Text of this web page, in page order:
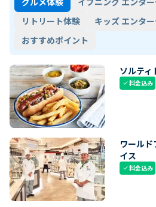
リトリート体験
キッズ エンタ
おすすめポイント
ソルティ
check料金込み
ワール
イス
check料金込み